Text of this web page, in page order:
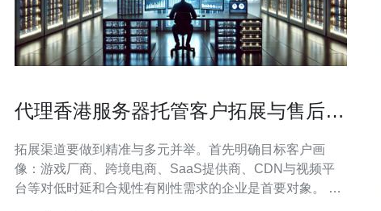
代理香港服务器托管客户拓展与售后支
拓展渠道要做到精准与多元并举。首先明确目标客户画
像：游戏厂商、跨境电商、SaaS提供商、CDN与视频平
台等对低时延和合规性有刚性需求的企业是首要对象。 线